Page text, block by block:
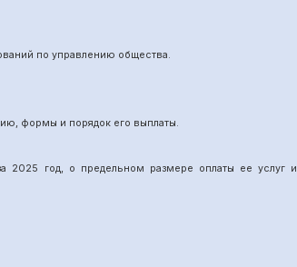
по управлению общества.
формы и порядок его выплаты.
2025 год, о предельном размере оплаты ее услуг и